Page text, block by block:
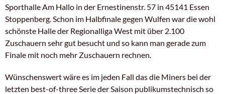
Sporthalle Am Hallo in der Ernestinenstr. 57 in 45141 Essen
Stoppenberg. Schon im Halbfinale gegen Wulfen war die wohl
schönste Halle der Regionalliga West mit über 2.100
Zuschauern sehr gut besucht und so kann man gerade zum
Finale mit noch mehr Zuschauern rechnen.
Wünschenswert wäre es im jeden Fall das die Miners bei der
letzten best-of-three Serie der Saison publikumstechnisch so